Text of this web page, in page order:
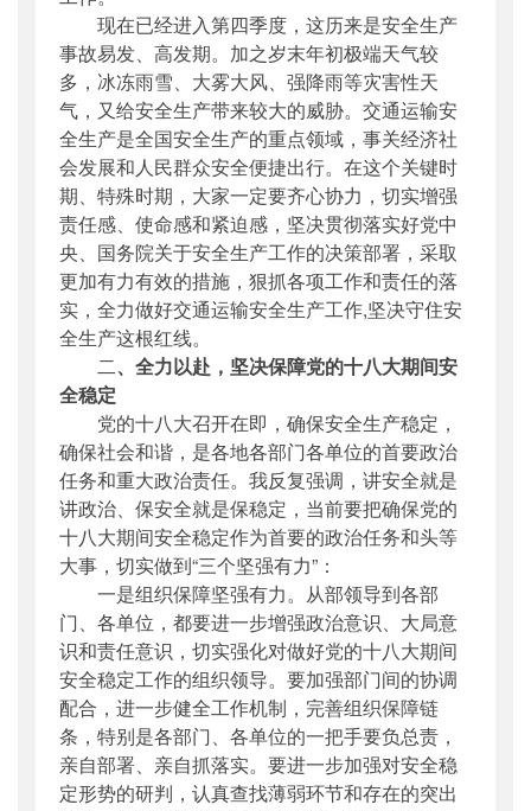
现在已经进入第四季度，这历来是安全生产
事故易发、高发期。加之岁末年初极端天气较
多，冰冻雨雪、大雾大风、强降雨等灾害性天
气，又给安全生产带来较大的威胁。交通运输安
全生产是全国安全生产的重点领域，事关经济社
会发展和人民群众安全便捷出行。在这个关键时
期、特殊时期，大家一定要齐心协力，切实增强
责任感、使命感和紧迫感，坚决贯彻落实好党中
央、国务院关于安全生产工作的决策部署，采取
更加有力有效的措施，狠抓各项工作和责任的落
实，全力做好交通运输安全生产工作,坚决守住安
全生产这根红线。
二、全力以赴，坚决保障党的十八大期间安
全稳定
党的十八大召开在即，确保安全生产稳定，
确保社会和谐，是各地各部门各单位的首要政治
任务和重大政治责任。我反复强调，讲安全就是
讲政治、保安全就是保稳定，当前要把确保党的
十八大期间安全稳定作为首要的政治任务和头等
大事，切实做到“三个坚强有力”：
一是组织保障坚强有力。从部领导到各部
门、各单位，都要进一步增强政治意识、大局意
识和责任意识，切实强化对做好党的十八大期间
安全稳定工作的组织领导。要加强部门间的协调
配合，进一步健全工作机制，完善组织保障链
条，特别是各部门、各单位的一把手要负总责，
亲自部署、亲自抓落实。要进一步加强对安全稳
定形势的研判，认真查找薄弱环节和存在的突出